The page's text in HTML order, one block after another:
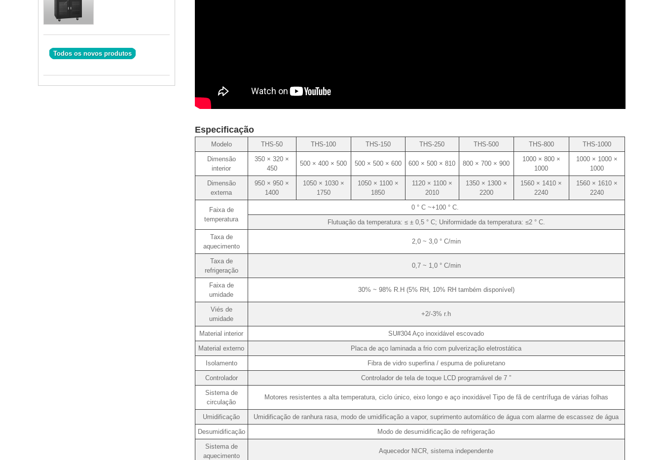
Todos os novos produtos
Especificação
Modelo THS-50 THS-100 THS-150 THS-250 THS-500 THS-800
THS-1000
Dimensão
interior
350 × 320 ×
450
500 × 400 × 500 500 × 500 × 600 600 × 500 × 810 800 × 700 × 900
1000 × 800 ×
1000
1000 × 1000 ×
1000
Dimensão
externa
950 × 950 ×
1400
1050 × 1030 ×
1750
1050 × 1100 ×
1850
1120 × 1100 ×
2010
1350 × 1300 ×
2200
1560 × 1410 ×
2240
1560 × 1610 ×
2240
Faixa de
temperatura
0 ° C ~+100 ° C.
Flutuação da temperatura: ≤ ± 0,5 ° C; Uniformidade da temperatura: ≤2 ° C.
Taxa de
aquecimento
2,0 ~ 3,0 ° C/min
Taxa de
refrigeração
0,7 ~ 1,0 ° C/min
Faixa de
umidade
30% ~ 98% R.H (5% RH, 10% RH também disponível)
Viés de
umidade
+2/-3% r.h
Material interior
SU#304 Aço inoxidável escovado
Material externo
Placa de aço laminada a frio com pulverização eletrostática
Isolamento
Fibra de vidro superfina / espuma de poliuretano
Controlador
Controlador de tela de toque LCD programável de 7 ”
Sistema de
circulação
Motores resistentes a alta temperatura, ciclo único, eixo longo e aço inoxidável Tipo de fã de centrífuga de várias folhas
Umidificação
Umidificação de ranhura rasa, modo de umidificação a vapor, suprimento automático de água com alarme de escassez de água
Desumidificação
Modo de desumidificação de refrigeração
Sistema de
aquecimento
Aquecedor NICR, sistema independente